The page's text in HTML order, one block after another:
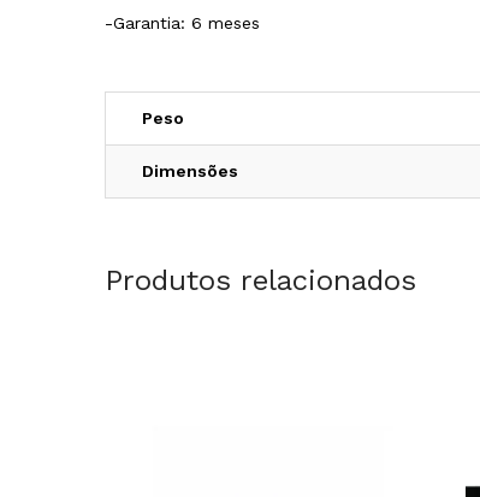
-Garantia: 6 meses
Peso
Dimensões
Produtos relacionados